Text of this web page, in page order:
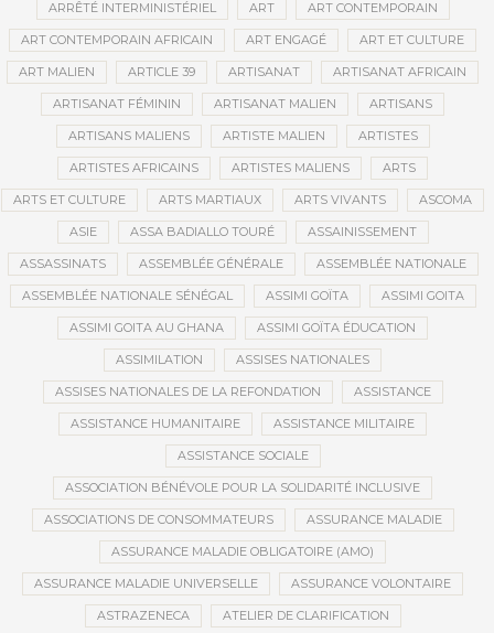
ARRÊTÉ INTERMINISTÉRIEL ART ART CONTEMPORAIN
ART CONTEMPORAIN AFRICAIN ART ENGAGÉ ART ET CULTURE
ART MALIEN ARTICLE 39 ARTISANAT ARTISANAT AFRICAIN
ARTISANAT FÉMININ ARTISANAT MALIEN ARTISANS
ARTISANS MALIENS ARTISTE MALIEN ARTISTES
ARTISTES AFRICAINS ARTISTES MALIENS ARTS
ARTS ET CULTURE ARTS MARTIAUX ARTS VIVANTS ASCOMA
ASIE ASSA BADIALLO TOURÉ ASSAINISSEMENT
ASSASSINATS ASSEMBLÉE GÉNÉRALE ASSEMBLÉE NATIONALE
ASSEMBLÉE NATIONALE SÉNÉGAL ASSIMI GOÏTA ASSIMI GOITA
ASSIMI GOITA AU GHANA ASSIMI GOÏTA ÉDUCATION
ASSIMILATION ASSISES NATIONALES
ASSISES NATIONALES DE LA REFONDATION ASSISTANCE
ASSISTANCE HUMANITAIRE ASSISTANCE MILITAIRE
ASSISTANCE SOCIALE
ASSOCIATION BÉNÉVOLE POUR LA SOLIDARITÉ INCLUSIVE
ASSOCIATIONS DE CONSOMMATEURS ASSURANCE MALADIE
ASSURANCE MALADIE OBLIGATOIRE (AMO)
ASSURANCE MALADIE UNIVERSELLE ASSURANCE VOLONTAIRE
ASTRAZENECA ATELIER DE CLARIFICATION